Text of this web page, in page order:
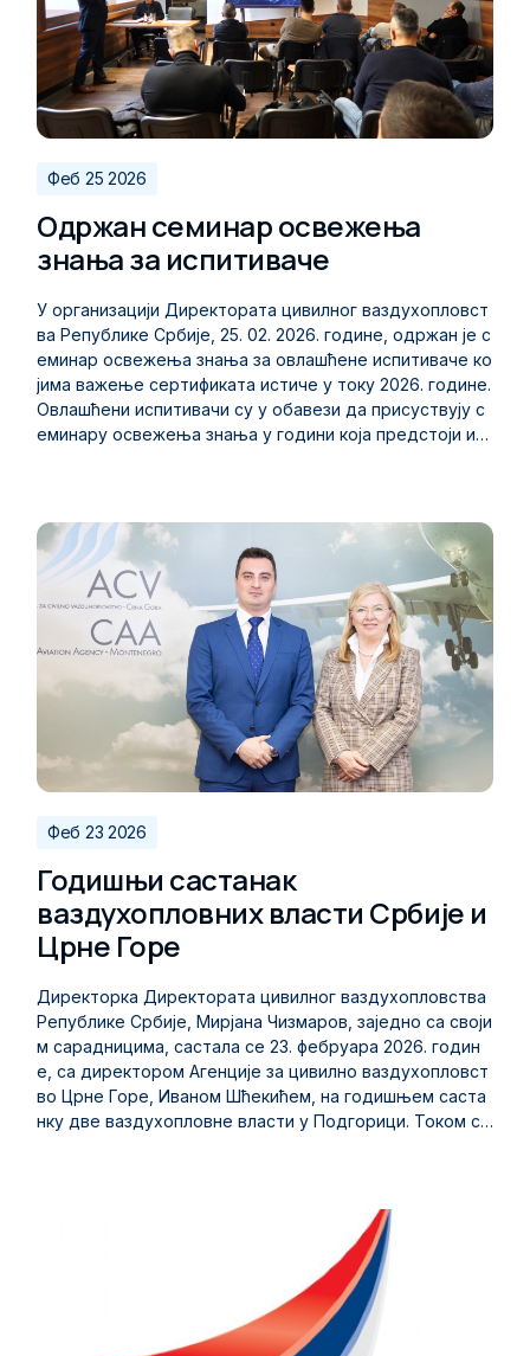
у националне правне системе Републике Србије и Цр
не Горе. Радионици присуствују представници Дирек
тората, Агенције за цивилно ваздухопловство Црне Г
оре и СМАТСА доо, који ће током два дана разматрат
и кључне регулаторне измене и наредне кораке у про
цесу имплементације нових прописа.
Феб 25 2026
Одржан семинар освежења
знања за испитиваче
У организацији Директората цивилног ваздухопловст
ва Републике Србије, 25. 02. 2026. године, одржан је с
еминар освежења знања за овлашћене испитиваче ко
јима важење сертификата истиче у току 2026. године.
Овлашћени испитивачи су у обавези да присуствују с
еминару освежења знања у години која предстоји ис
веној способности летачког и кабинског особља. Дир
екторат цивилног ваздухопловства Републике Србиј
е, оваквим активностима које континурирано организ
ује, додатно ради на професионалном усавршавању
овлашћених испитивача чиме се доприноси унапређе
њу безбедности у цивилном ваздухопловству Републ
ике Србије.
Феб 23 2026
Годишњи састанак
ваздухопловних власти Србије и
Црне Горе
Директорка Директората цивилног ваздухопловства
Републике Србије, Мирјана Чизмаров, заједно са своји
м сарадницима, састала се 23. фебруара 2026. годин
е, са директором Агенције за цивилно ваздухопловст
во Црне Горе, Иваном Шћекићем, на годишњем саста
нку две ваздухопловне власти у Подгорици. Током са
сти договорених на претходном састанку. Усвојен је
и план заједничких надзора и других активности за на
редни период, са циљем даљег унапређења координ
ације и размене стручних искустава. Директори вазд
ухопловних власти две земље, истакли су значај конт
инуиране техничке сарадње у области надзора над п